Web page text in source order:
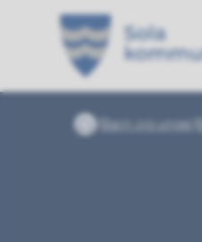
Sola kommune
Du er her:
Forside
Barn og unge